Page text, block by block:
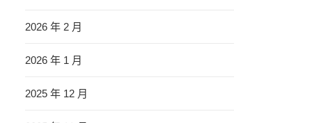
2026 年 2 月
2026 年 1 月
2025 年 12 月